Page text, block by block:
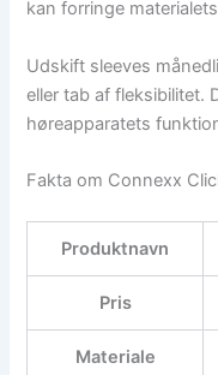
kan forringe
Udskift sleeves
eller tab af fleksibilitet.
høreapparatets
Fakta om Connexx
Produktnavn
Pris
Materiale